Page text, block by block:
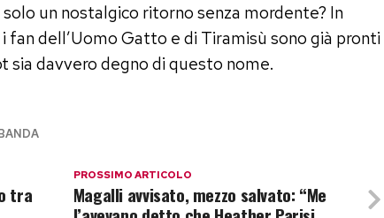
un nostalgico ritorno senza mordente? In
fan dell’Uomo Gatto e di Tiramisù sono già pronti
sia davvero degno di questo nome.
PROSSIMO ARTICOLO
Magalli avvisato, mezzo salvato: “Me
tra